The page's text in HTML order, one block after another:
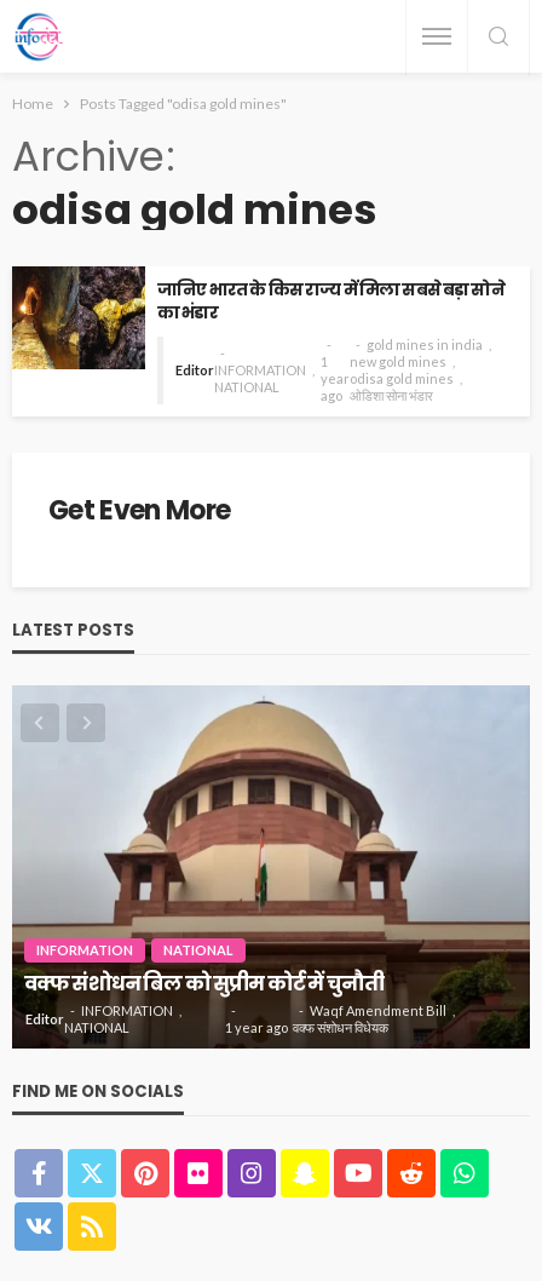
Home Posts Tagged "odisa gold mines"
Archive
odisa gold mines
जानिए भारत के किस राज्य में मिला सबसे बड़ा सोने
का भंडार
EditorINFORMATION
NATIONAL
1
year
ago
gold mines in india
new gold mines
odisa gold mines
ओडिशा सोना भंडार
Get Even More
LATEST POSTS
INFORMATION INSPIRATIONAL NATIONAL
जानिये क्यों मनोज कुमार को कहा जाता था भारत कुमार
Editor
INFORMATION
INSPIRATIONAL
NATIONAL
1 year
ago
actor manoj kumar
अभिनेता मनोज कुमार
मनोज कुमार को भारत कुमार क्यों कहते थे
FIND ME ON SOCIALS